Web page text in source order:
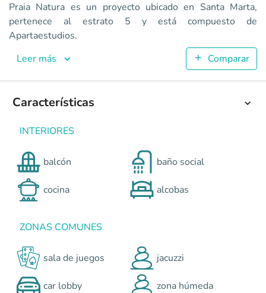
Apartaestudios en Santa Marta <p><strong>PRAIA
3
71.42
2
ColombiaSanta MartaCaribePozos colorados – Santa
0
Praia Natura es un proyecto ubicado en Santa Marta,
pertenece al estrato 5 y está compuesto de
Apartaestudios.
Leer más
Comparar
Características
INTERIORES
balcón baño social
cocina alcobas
ZONAS COMUNES
sala de juegos jacuzzi
car lobby
zona húmeda